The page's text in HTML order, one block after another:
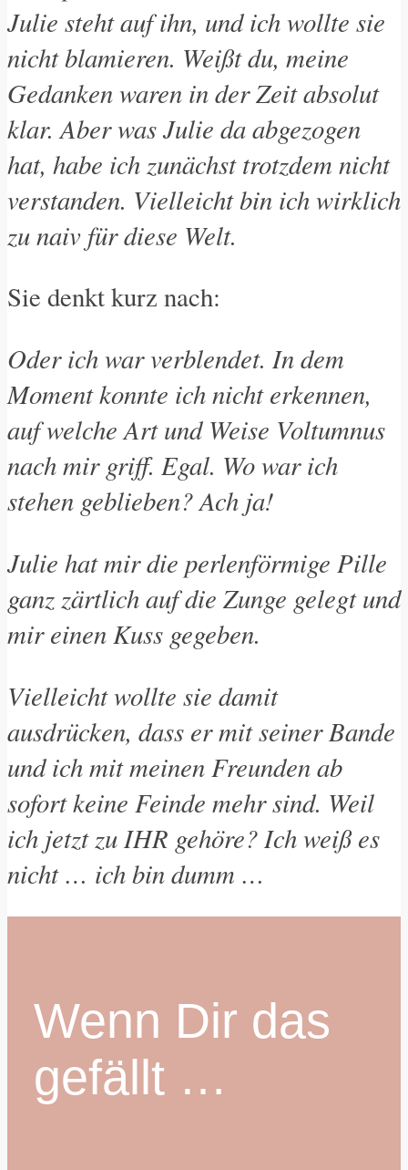
Julie steht auf ihn, und ich wollte sie
nicht blamieren. Weißt du, meine
Gedanken waren in der Zeit absolut
klar. Aber was Julie da abgezogen
hat, habe ich zunächst trotzdem nicht
verstanden. Vielleicht bin ich wirklich
zu naiv für diese Welt.
Sie denkt kurz nach:
Oder ich war verblendet. In dem
Moment konnte ich nicht erkennen,
auf welche Art und Weise Voltumnus
nach mir griff. Egal. Wo war ich
stehen geblieben? Ach ja!
Julie hat mir die perlenförmige Pille
ganz zärtlich auf die Zunge gelegt und
mir einen Kuss gegeben.
Vielleicht wollte sie damit
ausdrücken, dass er mit seiner Bande
und ich mit meinen Freunden ab
sofort keine Feinde mehr sind. Weil
ich jetzt zu IHR gehöre? Ich weiß es
nicht … ich bin dumm …
Wenn Dir das
gefällt …